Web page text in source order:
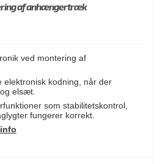
af anhængertræk
ved montering af
kodning, når der
elsæt.
som stabilitetskontrol,
fungerer korrekt.